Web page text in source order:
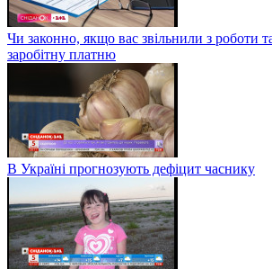
Чи законно, якщо вас звільнили з роботи
заробітну платню
В Україні прогнозують дефіцит часнику